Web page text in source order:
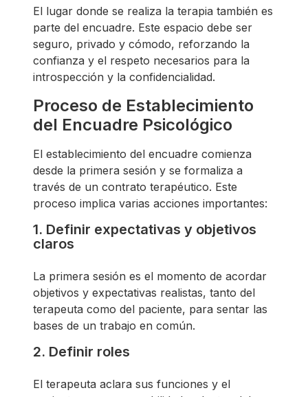
El lugar donde se realiza la terapia también es
parte del encuadre. Este espacio debe ser
seguro, privado y cómodo, reforzando la
confianza y el respeto necesarios para la
introspección y la confidencialidad.
Proceso de Establecimiento
del Encuadre Psicológico
El establecimiento del encuadre comienza
desde la primera sesión y se formaliza a
través de un contrato terapéutico. Este
proceso implica varias acciones importantes:
1. Definir expectativas y objetivos
claros
La primera sesión es el momento de acordar
objetivos y expectativas realistas, tanto del
terapeuta como del paciente, para sentar las
bases de un trabajo en común.
2. Definir roles
El terapeuta aclara sus funciones y el